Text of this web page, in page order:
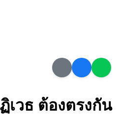
เวธ ต้องตรงกัน